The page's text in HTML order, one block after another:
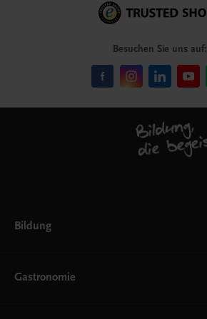
Besuchen Sie uns auf:
Bildung
Ernährung
Gastronomie